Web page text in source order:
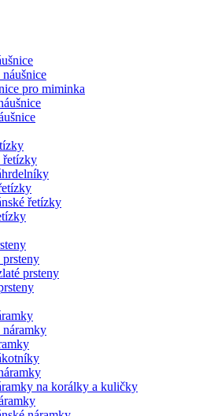
pro miminka
řetízky
řetízky
prsteny
náramky
na korálky a kuličky